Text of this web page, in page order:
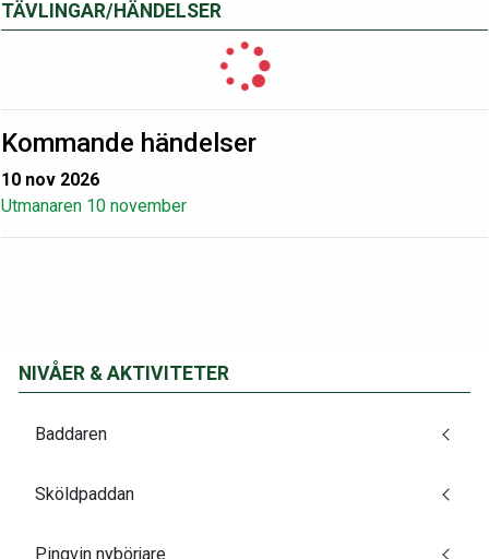
TÄVLINGAR/HÄNDELSER
Kommande händelser
10 nov 2026
Utmanaren 10 november
NIVÅER & AKTIVITETER
Baddaren
Sköldpaddan
Pingvin nybörjare